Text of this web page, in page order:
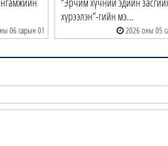
06 сарын 01
хүрээлэн”-гийн мэ…
2026 оны 05